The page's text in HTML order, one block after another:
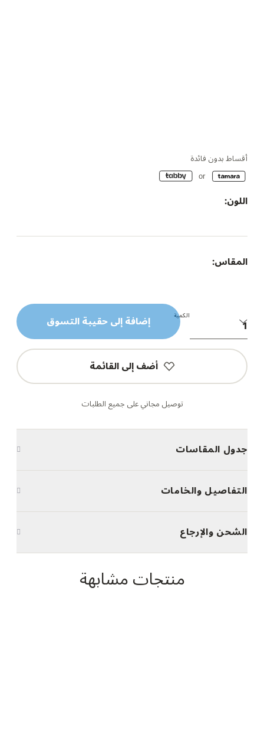
أقساط بدون فائدة
اللون:
المقاس:
الكمية إضافة إلى حقيبة التسوق
أضف إلى القائمة
توصيل مجاني على جميع الطلبات
جدول المقاسات
التفاصيل والخامات
الشحن والإرجاع
منتجات مشابهة